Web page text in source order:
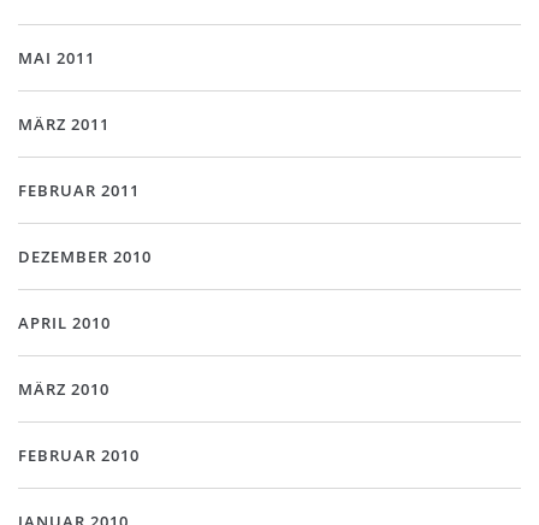
MAI 2011
MÄRZ 2011
FEBRUAR 2011
DEZEMBER 2010
APRIL 2010
MÄRZ 2010
FEBRUAR 2010